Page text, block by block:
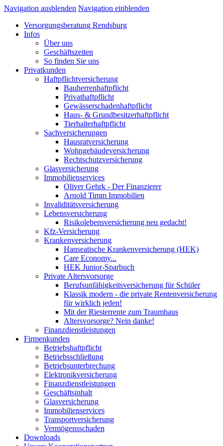
Navigation ausblenden Navigation einblenden
Versorgungsberatung Rendsburg
Infos
Über uns
Geschäftszeiten
So finden Sie uns
Privatkunden
Haftpflichtversicherung
Bauherrenhaftpflicht
Privathaftpflicht
Gewässerschadenhaftpflicht
Haus- & Grundbesitzerhaftpflicht
Tierhalterhaftpflicht
Sachversicherungen
Hausratversicherung
Wohngebäudeversicherung
Rechtschutzversicherung
Glasversicherung
Immobilienservices
Oliver Gehrk - Der Finanzierer
Arnold Timm Immobilien
Invaliditätsversicherung
Lebensversicherung
Risikolebensversicherung neu gedacht!
Kfz-Versicherung
Krankenversicherung
Hanseatische Krankenversicherung (HEK)
Care Economy...
HEK Junior-Sparbuch
Private Altersvorsorge
Berufsunfähigkeitsversicherung für Schüler
Klassik modern - die private Rentenversicherung
für wirklich jeden!
Mit der Riesterrente zum Traumhaus
Altersvorsorge? Nein danke!
Finanzdienstleistungen
Firmenkunden
Betriebshaftpflicht
Betriebsschließung
Betriebsunterbrechung
Elektronikversicherung
Finanzdienstleistungen
Geschäftsinhalt
Glasversicherung
Immobilienservices
Transportversicherung
Vermögensschaden
Downloads